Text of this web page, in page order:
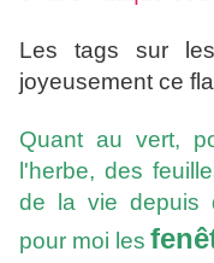
Les tags sur
joyeusement ce
Quant au vert,
l'herbe, des
de la vie depuis
pour moi les